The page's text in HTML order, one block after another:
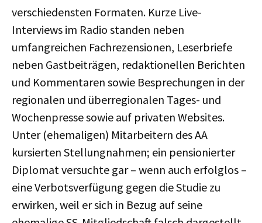
verschiedensten Formaten. Kurze Live-
Interviews im Radio standen neben
umfangreichen Fachrezensionen, Leserbriefe
neben Gastbeiträgen, redaktionellen Berichten
und Kommentaren sowie Besprechungen in der
regionalen und überregionalen Tages- und
Wochenpresse sowie auf privaten Websites.
Unter (ehemaligen) Mitarbeitern des AA
kursierten Stellungnahmen; ein pensionierter
Diplomat versuchte gar – wenn auch erfolglos –
eine Verbotsverfügung gegen die Studie zu
erwirken, weil er sich in Bezug auf seine